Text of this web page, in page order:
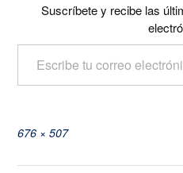
Suscríbete y recibe las
Escribe tu correo electrónico…
Tamaño
676 × 507